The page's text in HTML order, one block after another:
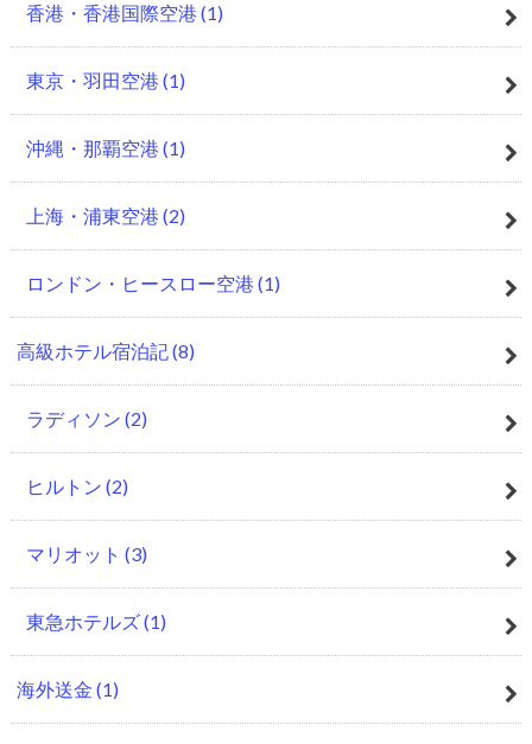
香港・香港国際空港 (1)
東京・羽田空港 (1)
沖縄・那覇空港 (1)
上海・浦東空港 (2)
ロンドン・ヒースロー空港 (1)
高級ホテル宿泊記(8)
ラディソン (2)
ヒルトン (2)
マリオット (3)
東急ホテルズ(1)
海外送金 (1)